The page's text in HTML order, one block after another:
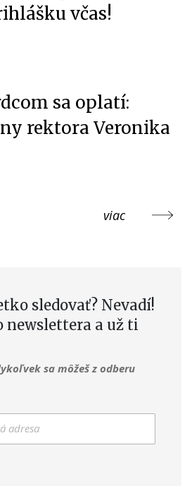
včas!
sa oplatí:
rektora Veronika
viac
sledovať? Nevadí!
newslettera a už ti
sa môžeš z odberu